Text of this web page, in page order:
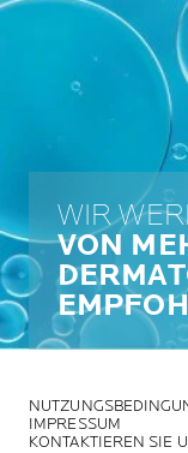
WIR
VON
IMPRESSUM
KONTAKTIEREN SIE